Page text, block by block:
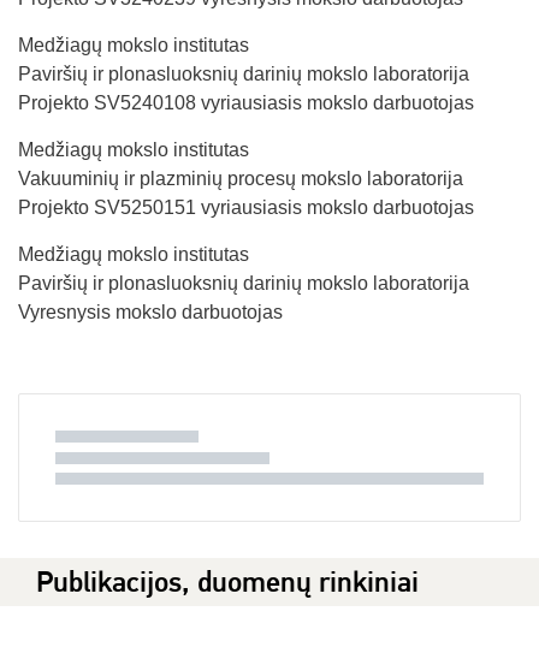
Medžiagų mokslo institutas
Paviršių ir plonasluoksnių darinių mokslo laboratorija
Projekto SV5240108 vyriausiasis mokslo darbuotojas
Medžiagų mokslo institutas
Vakuuminių ir plazminių procesų mokslo laboratorija
Projekto SV5250151 vyriausiasis mokslo darbuotojas
Medžiagų mokslo institutas
Paviršių ir plonasluoksnių darinių mokslo laboratorija
Vyresnysis mokslo darbuotojas
Publikacijos, duomenų rinkiniai